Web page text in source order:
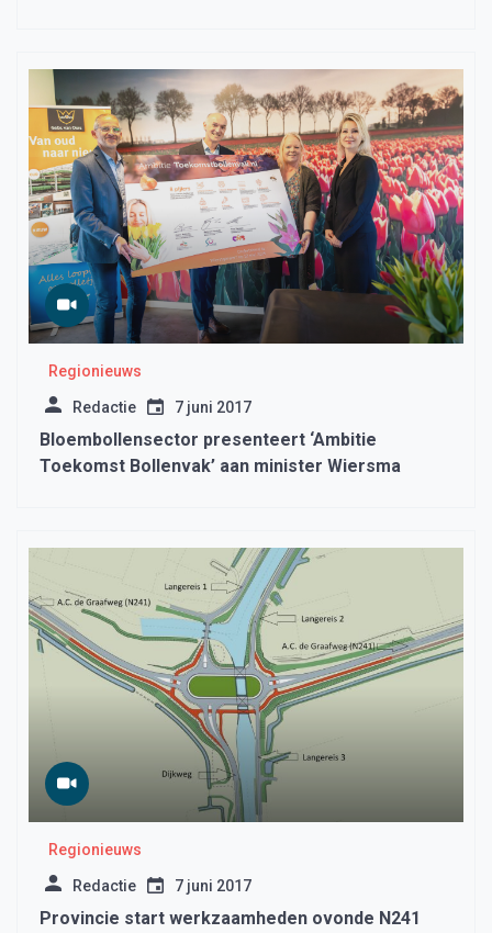
Regionieuws
Redactie 7 juni 2017
Bloembollensector presenteert ‘Ambitie
Toekomst Bollenvak’ aan minister Wiersma
Regionieuws
Redactie 7 juni 2017
Provincie start werkzaamheden ovonde N241